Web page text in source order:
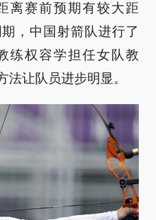
离赛前预期有较大距
，中国射箭队进行了
练权容学担任女队教
让队员进步明显。